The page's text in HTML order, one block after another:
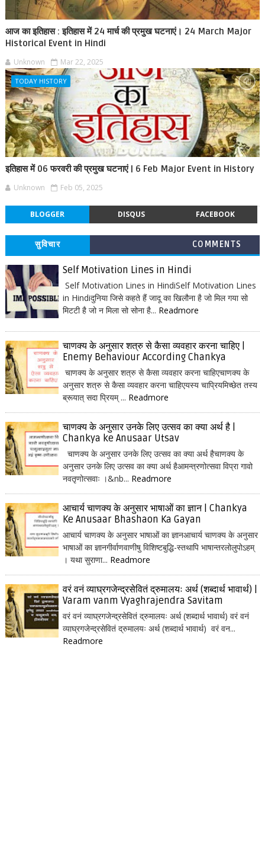
आज का इतिहास : इतिहास में 24 मार्च की प्रमुख घटनाएं। 24 March Major
Historical Event in Hindi
Unknown Mar 22, 2025
TODAY HISTORY
इतिहास में 06 फरवरी की प्रमुख घटनाएं | 6 Feb Major Event in History
Unknown Feb 05, 2025
BLOGGER DISQUS FACEBOOK
सुविचार COMMENTS
Self Motivation Lines in Hindi
Self Motivation Lines in HindiSelf Motivation Lines
in Hindiदुनिया जिसे कहते हैं जादू का खिलौना है जो मिल गया सो
मिटटी है जो न मिला सो सोना है... Readmore
चाणक्य के अनुसार शत्रु से कैसा व्यवहार करना चाहिए |
Enemy Behaviour According Chankya
चाणक्य के अनुसार शत्रु से कैसा व्यवहार करना चाहिएचाणक्य के
अनुसार शत्रु से कैसा व्यवहार करना चाहिएयस्य चाप्रियमिच्छेत तस्य
ब्रूयात् सदा प्रियम् ... Readmore
चाणक्य के अनुसार उनके लिए उत्सव का क्या अर्थ है |
Chankya ke Anusaar Utsav
चाणक्य के अनुसार उनके लिए उत्सव का क्या अर्थ हैचाणक्य के
अनुसार उनके लिए उत्सव का क्या अर्थ हैआमन्त्रणोत्सवा विप्रा गावो
नवतृणोत्सवाः ।&nb... Readmore
आचार्य चाणक्य के अनुसार भाषाओं का ज्ञान | Chankya
Ke Anusaar Bhashaon Ka Gayan
आचार्य चाणक्य के अनुसार भाषाओं का ज्ञानआचार्य चाणक्य के अनुसार
भाषाओं का ज्ञानगीर्वाणवाणीषु विशिष्टबुद्धि-स्तथापि भाषान्तरलोलुपोऽहम्
। यथा सुराणा... Readmore
वरं वनं व्याघ्रगजेन्द्रसेवितं द्रुमालयः अर्थ (शब्दार्थ भावार्थ) |
Varam vanm Vyaghrajendra Savitam
वरं वनं व्याघ्रगजेन्द्रसेवितं द्रुमालयः अर्थ (शब्दार्थ भावार्थ) वरं वनं
व्याघ्रगजेन्द्रसेवितं द्रुमालयः अर्थ (शब्दार्थ भावार्थ) वरं वन...
Readmore